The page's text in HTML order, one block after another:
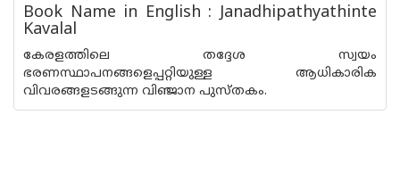
Book Name in English : Janadhipathyathinte
Kavalal
കേരളത്തിലെ തദ്ദേശ സ്വയം
ഭരണസ്ഥാപനങ്ങളെപ്പറ്റിയുള്ള ആധികാരിക
വിവരങ്ങളടങ്ങുന്ന വിഞ്ജാന പുസ്തകം.